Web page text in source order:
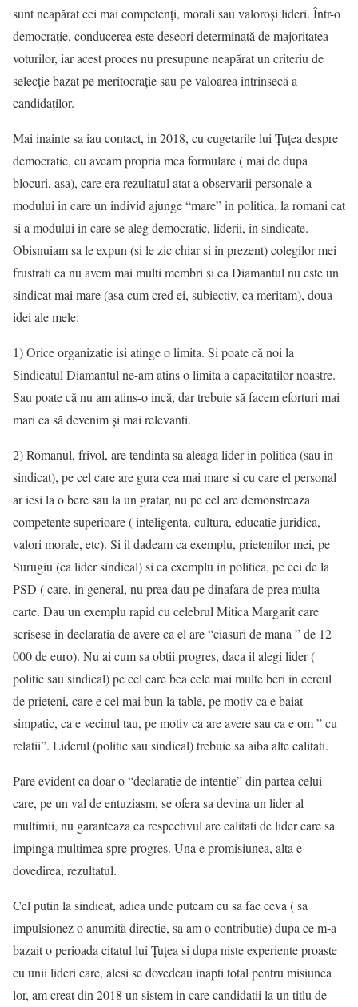
sunt neapărat cei mai competenți, morali sau valoroși lideri. Într-o
democrație, conducerea este deseori determinată de majoritatea
voturilor, iar acest proces nu presupune neapărat un criteriu de
selecție bazat pe meritocrație sau pe valoarea intrinsecă a
candidaților.
Mai inainte sa iau contact, in 2018, cu cugetarile lui Țuțea despre
democratie, eu aveam propria mea formulare ( mai de dupa
blocuri, asa), care era rezultatul atat a observarii personale a
modului in care un individ ajunge “mare” in politica, la romani cat
si a modului in care se aleg democratic, liderii, in sindicate.
Obisnuiam sa le expun (si le zic chiar si in prezent) colegilor mei
frustrati ca nu avem mai multi membri si ca Diamantul nu este un
sindicat mai mare (asa cum cred ei, subiectiv, ca meritam), doua
idei ale mele:
1) Orice organizatie isi atinge o limita. Si poate că noi la
Sindicatul Diamantul ne-am atins o limita a capacitatilor noastre.
Sau poate că nu am atins-o incă, dar trebuie să facem eforturi mai
mari ca să devenim și mai relevanti.
2) Romanul, frivol, are tendinta sa aleaga lider in politica (sau in
sindicat), pe cel care are gura cea mai mare si cu care el personal
ar iesi la o bere sau la un gratar, nu pe cel are demonstreaza
competente superioare ( inteligenta, cultura, educatie juridica,
valori morale, etc). Si il dadeam ca exemplu, prietenilor mei, pe
Surugiu (ca lider sindical) si ca exemplu in politica, pe cei de la
PSD ( care, in general, nu prea dau pe dinafara de prea multa
carte. Dau un exemplu rapid cu celebrul Mitica Margarit care
scrisese in declaratia de avere ca el are “ciasuri de mana ” de 12
000 de euro). Nu ai cum sa obtii progres, daca il alegi lider (
politic sau sindical) pe cel care bea cele mai multe beri in cercul
de prieteni, care e cel mai bun la table, pe motiv ca e baiat
simpatic, ca e vecinul tau, pe motiv ca are avere sau ca e om ” cu
relatii”. Liderul (politic sau sindical) trebuie sa aiba alte calitati.
Pare evident ca doar o “declaratie de intentie” din partea celui
care, pe un val de entuziasm, se ofera sa devina un lider al
multimii, nu garanteaza ca respectivul are calitati de lider care sa
impinga multimea spre progres. Una e promisiunea, alta e
dovedirea, rezultatul.
Cel putin la sindicat, adica unde puteam eu sa fac ceva ( sa
impulsionez o anumită directie, sa am o contributie) dupa ce m-a
bazait o perioada citatul lui Țuțea si dupa niste experiente proaste
cu unii lideri care, alesi se dovedeau inapti total pentru misiunea
lor, am creat din 2018 un sistem in care candidatii la un titlu de